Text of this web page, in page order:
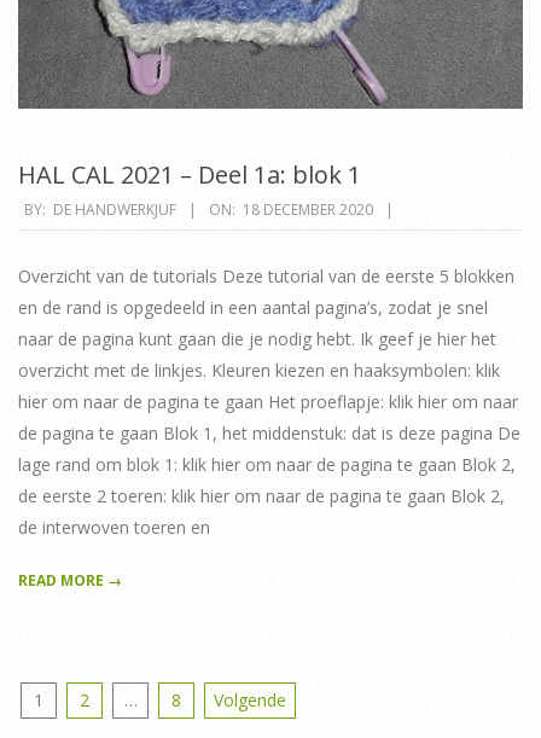
HAL CAL 2021 – Deel 1a: blok 1
2020-
12-
18
BY: DE HANDWERKJUF ON: 18 DECEMBER 2020
Overzicht van de tutorials Deze tutorial van de eerste 5 blokken
en de rand is opgedeeld in een aantal pagina’s, zodat je snel
naar de pagina kunt gaan die je nodig hebt. Ik geef je hier het
overzicht met de linkjes. Kleuren kiezen en haaksymbolen: klik
hier om naar de pagina te gaan Het proeflapje: klik hier om naar
de pagina te gaan Blok 1, het middenstuk: dat is deze pagina De
lage rand om blok 1: klik hier om naar de pagina te gaan Blok 2,
de eerste 2 toeren: klik hier om naar de pagina te gaan Blok 2,
de interwoven toeren en
READ MORE →
Berichten
1 2 … 8 Volgende